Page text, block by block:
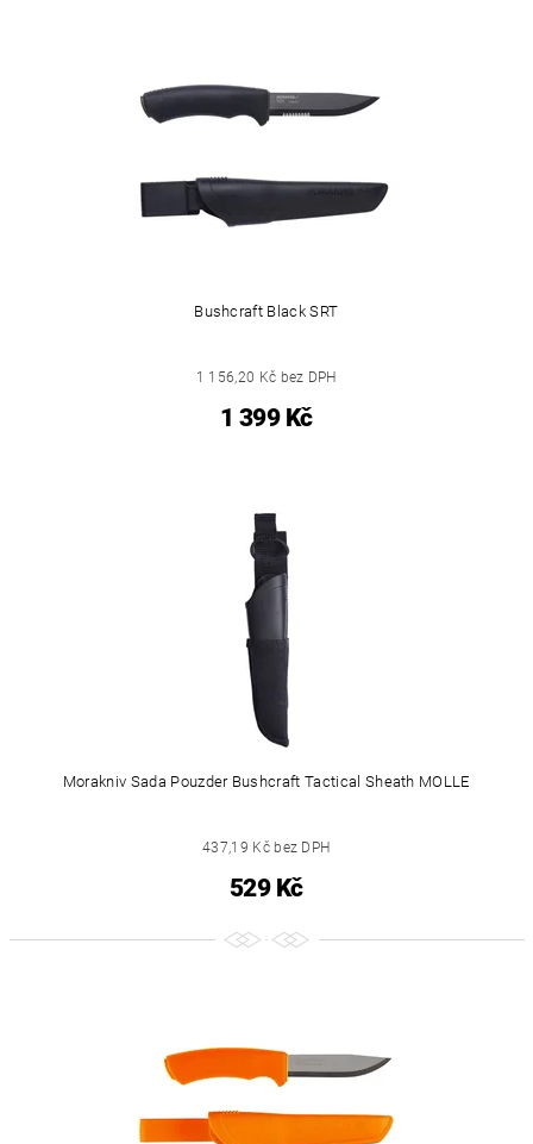
Bushcraft Black SRT
1 156,20 Kč bez DPH
1 399 Kč
Morakniv Sada Pouzder Bushcraft Tactical Sheath MOLLE
437,19 Kč bez DPH
529 Kč